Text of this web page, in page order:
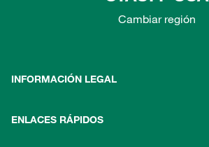
Cambiar región
INFORMACIÓN LEGAL
ENLACES RÁPIDOS